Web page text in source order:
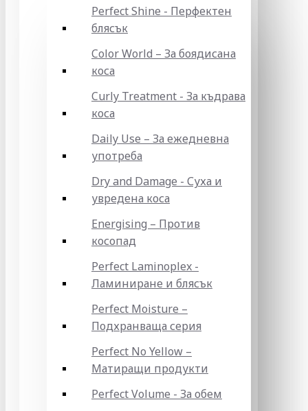
Perfect Shine - Перфектен
блясък
Color World – За боядисана
коса
Curly Treatment - За къдрава
коса
Daily Use – За ежедневна
употреба
Dry and Damage - Суха и
увредена коса
Energising – Против
косопад
Perfect Laminoplex -
Ламиниране и блясък
Perfect Moisture –
Подхранваща серия
Perfect No Yellow –
Матиращи продукти
Perfect Volume - За обем